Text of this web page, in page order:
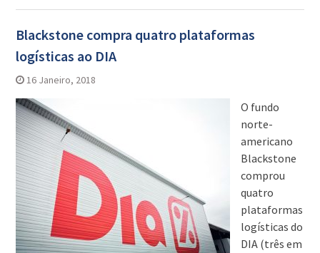
Blackstone compra quatro plataformas
logísticas ao DIA
16 Janeiro, 2018
O fundo
norte-
americano
Blackstone
comprou
quatro
plataformas
logísticas do
DIA (três em